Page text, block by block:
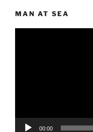
MAN AT SEA
00:00